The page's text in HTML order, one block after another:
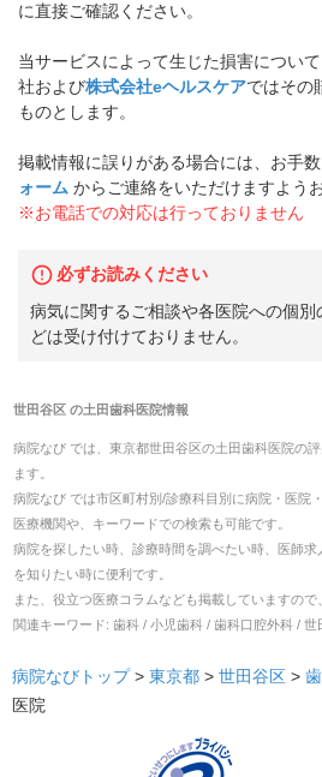
に直接ご確認ください。
当サービスによって生じた損害につい
社および株式会社eヘルスケアではその
ものとします。
掲載情報に誤りがある場合には、お手数
ォーム からご連絡をいただけますよう
※お電話での対応は行っておりません
必ずお読みください
病気に関するご相談や各医院への個
どは受け付けておりません。
世田谷区 の土田歯科医院情報
病院なび では、 東京都世田谷区の土田歯科医院の
ます。
病院なび では市区町村別/診療科目別に病院・医院
医療機関や、キーワードでの検索も可能です。
病院を探したい時、診療時間を調べたい時、医師
を知りたい時に便利です。
また、役立つ医療コラムなども掲載していますので
関連キーワード: 歯科 / 小児歯科 / 歯科口腔外科 /
病院なびトップ > 東京都 > 世田谷区 >
医院